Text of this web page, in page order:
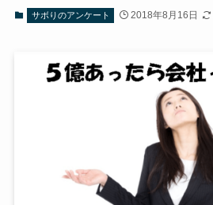
サボりのアンケート 2018年8月16日